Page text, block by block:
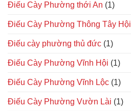
Điếu Cày Phường thới An (1)
Điếu Cày Phường Thông Tây Hội
Điếu cày phường thủ đức (1)
Điếu Cày Phường Vĩnh Hội (1)
Điếu Cày Phường Vĩnh Lộc (1)
Điếu Cày Phường Vườn Lài (1)